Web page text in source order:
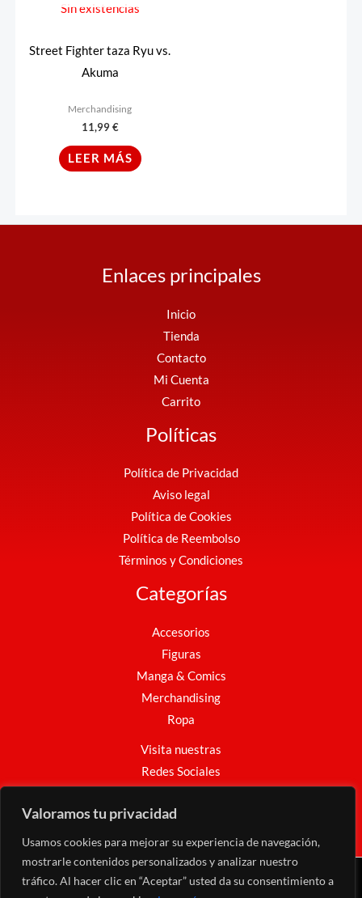
Valoramos tu privacidad
Usamos cookies para mejorar su experiencia de navegación,
mostrarle contenidos personalizados y analizar nuestro
tráfico. Al hacer clic en “Aceptar” usted da su consentimiento a
Sin existencias
Street Fighter taza Ryu vs.
Akuma
Merchandising
11,99€
LEER MÁS
Enlaces principales
Inicio
Tienda
Contacto
Mi Cuenta
Carrito
Políticas
Política de Privacidad
Aviso legal
Política de Cookies
Política de Reembolso
Términos y Condiciones
Categorías
Accesorios
Figuras
Manga & Comics
Merchandising
Ropa
Visita nuestras
Redes Sociales
Copyright © 2026 Nakama Mundo Friki